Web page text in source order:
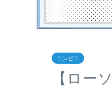
コンビニ
【ロー